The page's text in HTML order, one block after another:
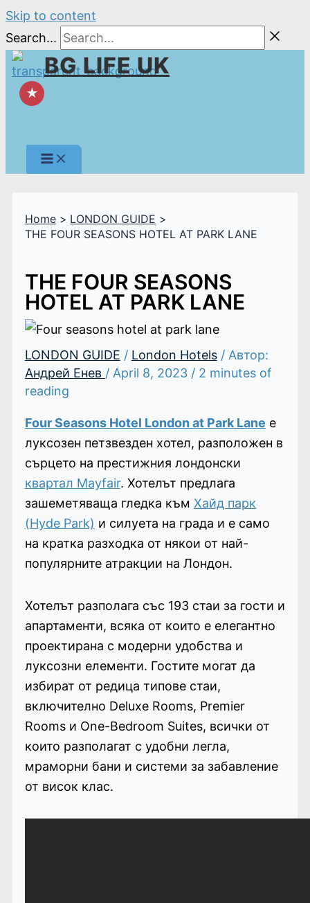
Skip to content
Search...
BG LIFE UK
★
Home
LONDON GUIDE
THE FOUR SEASONS HOTEL AT PARK LANE
THE FOUR SEASONS
HOTEL AT PARK LANE
LONDON GUIDE / London Hotels/ Автор:
Андрей Енев / April 8, 2023 / 2 minutes of
reading
Four Seasons Hotel London at Park Lane е
луксозен петзвезден хотел, разположен в
сърцето на престижния лондонски
квартал Mayfair. Хотелът предлага
зашеметяваща гледка към Хайд парк
(Hyde Park) и силуета на града и е само
на кратка разходка от някои от най-
популярните атракции на Лондон.
Хотелът разполага със 193 стаи за гости и
апартаменти, всяка от които е елегантно
проектирана с модерни удобства и
луксозни елементи. Гостите могат да
избират от редица типове стаи,
включително Deluxe Rooms, Premier
Rooms и One-Bedroom Suites, всички от
които разполагат с удобни легла,
мраморни бани и системи за забавление
от висок клас.